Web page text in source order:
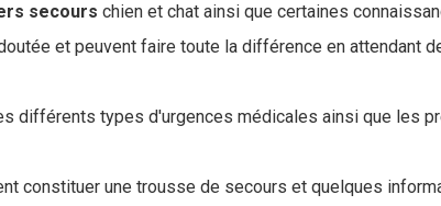
secours chien et chat ainsi que certaines
et peuvent faire toute la différence en attendant
différents types d'urgences médicales ainsi que les
constituer une trousse de secours et quelques